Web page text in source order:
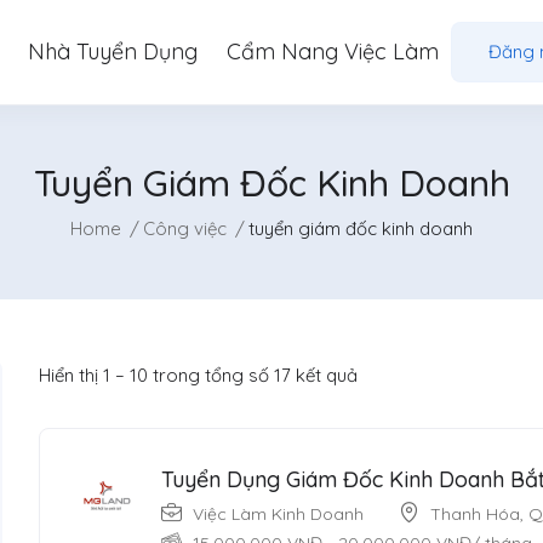
Nhà Tuyển Dụng Cẩm Nang Việc Làm Đăng
Tuyển Giám Đốc Kinh Doanh
Home Công việc tuyển giám đốc kinh doanh
Hiển thị1 –10 trong tổng số 17 kết quả
Tuyển Dụng Giám Đốc Kinh Doanh
Việc Làm Kinh Doanh Thanh Hóa,